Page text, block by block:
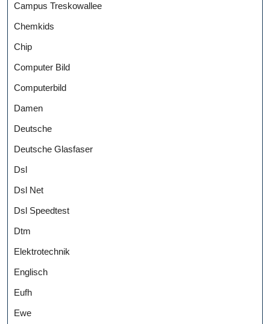
Campus Treskowallee
Chemkids
Chip
Computer Bild
Computerbild
Damen
Deutsche
Deutsche Glasfaser
Dsl
Dsl Net
Dsl Speedtest
Dtm
Elektrotechnik
Englisch
Eufh
Ewe